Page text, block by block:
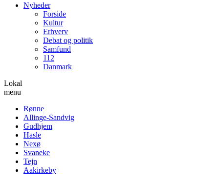
Nyheder
Forside
Kultur
Erhverv
Debat og politik
Samfund
112
Danmark
Lokal
menu
Rønne
Allinge-Sandvig
Gudhjem
Hasle
Nexø
Svaneke
Tejn
Aakirkeby